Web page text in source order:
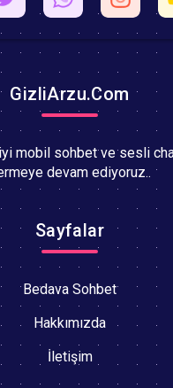
GizliArzu.Com
mobil sohbet ve sesli
devam ediyoruz..
Sayfalar
Bedava Sohbet
Hakkımızda
İletişim